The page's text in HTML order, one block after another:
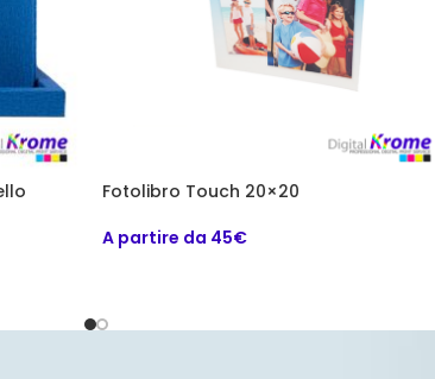
Fotolibro Touch 20×20
A partire da 45€